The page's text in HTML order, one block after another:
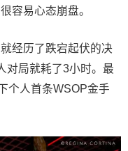
容易心态崩盘。
经历了跌宕起伏的决
对局就耗了3小时。最
个人首条WSOP金手